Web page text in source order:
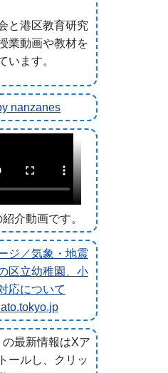
と港区教育研究
業動画や教材を
います。
nanzanes
介動画です。
ジ／気象・地震
区立幼稚園、小
応について
最新情報はXア
ールし、クリッ